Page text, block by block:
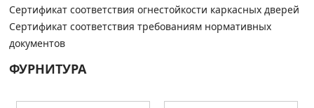
Сертификат соответствия огнестойкости каркасных дверей
Сертификат соответствия требованиям нормативных
документов
ФУРНИТУРА